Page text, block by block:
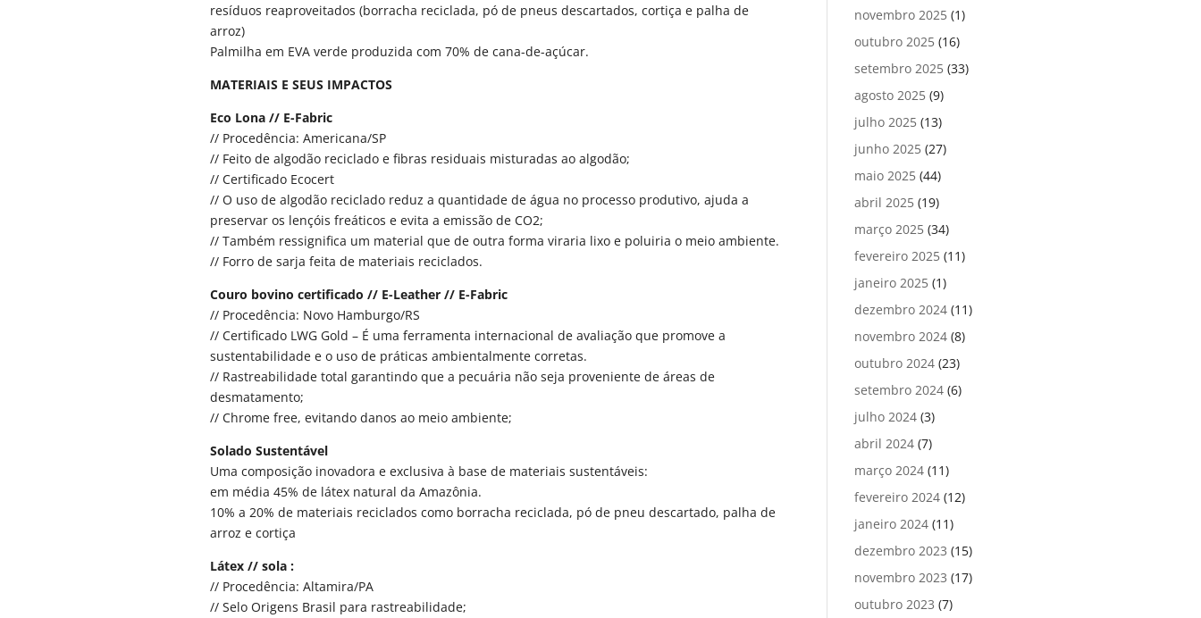
resíduos reaproveitados (borracha reciclada, pó de pneus descartados, cortiça e palha de
arroz)
Palmilha em EVA verde produzida com 70% de cana-de-açúcar.
MATERIAIS E SEUS IMPACTOS
Eco Lona // E-Fabric
// Procedência: Americana/SP
// Feito de algodão reciclado e fibras residuais misturadas ao algodão;
// Certificado Ecocert
// O uso de algodão reciclado reduz a quantidade de água no processo produtivo, ajuda a
preservar os lençóis freáticos e evita a emissão de CO2;
// Também ressignifica um material que de outra forma viraria lixo e poluiria o meio ambiente.
// Forro de sarja feita de materiais reciclados.
Couro bovino certificado // E-Leather // E-Fabric
// Procedência: Novo Hamburgo/RS
// Certificado LWG Gold – É uma ferramenta internacional de avaliação que promove a
sustentabilidade e o uso de práticas ambientalmente corretas.
// Rastreabilidade total garantindo que a pecuária não seja proveniente de áreas de
desmatamento;
// Chrome free, evitando danos ao meio ambiente;
Solado Sustentável
Uma composição inovadora e exclusiva à base de materiais sustentáveis:
em média 45% de látex natural da Amazônia.
10% a 20% de materiais reciclados como borracha reciclada, pó de pneu descartado, palha de
arroz e cortiça
Látex // sola :
// Procedência: Altamira/PA
// Selo Origens Brasil para rastreabilidade;
novembro 2025 (1)
outubro 2025 (16)
setembro 2025 (33)
agosto 2025 (9)
julho 2025 (13)
junho 2025 (27)
maio 2025 (44)
abril 2025 (19)
março 2025 (34)
fevereiro 2025 (11)
janeiro 2025 (1)
dezembro 2024 (11)
novembro 2024 (8)
outubro 2024 (23)
setembro 2024 (6)
julho 2024 (3)
abril 2024 (7)
março 2024 (11)
fevereiro 2024 (12)
janeiro 2024 (11)
dezembro 2023 (15)
novembro 2023 (17)
outubro 2023 (7)